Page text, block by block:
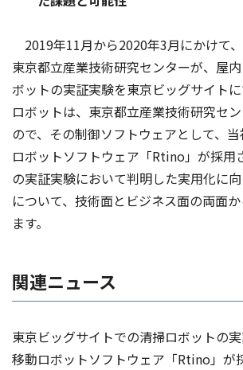
2019年11月から2020年3月にかけて
東京都立産業技術研究センターが、屋
ボットの実証実験を東京ビッグサイト
ロボットは、東京都立産業技術研究セ
ので、その制御ソフトウェアとして、
ロボットソフトウェア「Rtino」が採用
の実証実験において判明した実用化に
について、技術面とビジネス面の両面
ます。
関連ニュース
東京ビッグサイトでの清掃ロボットの
移動ロボットソフトウェア「Rtino」が